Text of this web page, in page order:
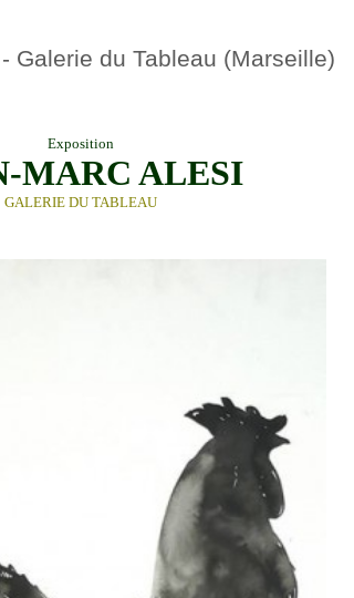
Galerie du Tableau (Marseille)
Exposition
MARC ALESI
GALERIE DU TABLEAU